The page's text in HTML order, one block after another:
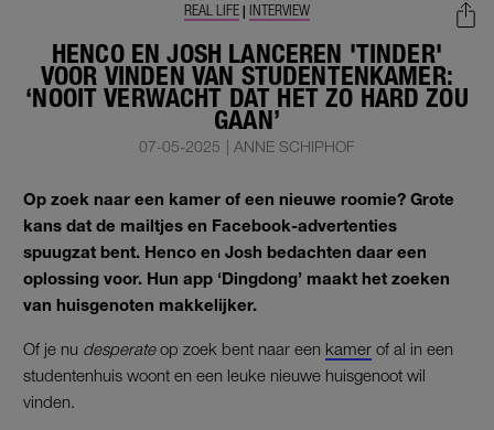
HENCO EN JOSH LANCEREN 'TINDER'
VOOR VINDEN VAN STUDENTENKAMER:
‘NOOIT VERWACHT DAT HET ZO HARD ZOU
GAAN’
REAL LIFE | INTERVIEW
07-05-2025 | ANNE SCHIPHOF
Op zoek naar een kamer of een nieuwe roomie? Grote
kans dat de mailtjes en Facebook-advertenties
spuugzat bent. Henco en Josh bedachten daar een
oplossing voor. Hun app ‘Dingdong’ maakt het zoeken
van huisgenoten makkelijker.
Of je nu desperateop zoek bent naar een kamer of al in een
studentenhuis woont en een leuke nieuwe huisgenoot wil
vinden.